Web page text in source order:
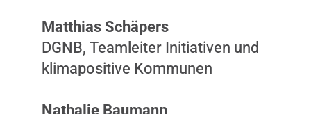
Matthias Schäpers
DGNB, Teamleiter Initiativen und
klimapositive Kommunen
Nathalie Baumann